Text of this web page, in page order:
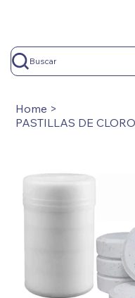
Buscar
Home >
PASTILLAS DE